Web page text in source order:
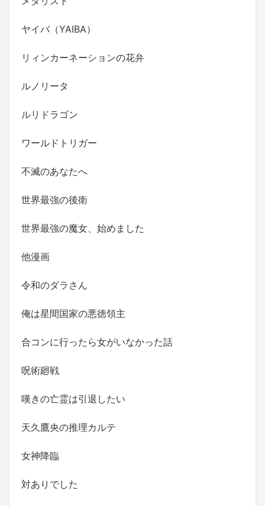
ヤイバ（YAIBA）
リィンカーネーションの花弁
ルノリータ
ルリドラゴン
ワールドトリガー
不滅のあなたへ
世界最強の後衛
世界最強の魔女、始めました
他漫画
令和のダラさん
俺は星間国家の悪徳領主
合コンに行ったら女がいなかった話
呪術廻戦
嘆きの亡霊は引退したい
天久鷹央の推理カルテ
女神降臨
対ありでした